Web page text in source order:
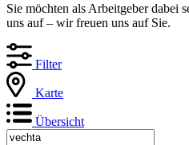
Sie möchten als Arbeitgeber dabei
uns auf – wir freuen uns auf Sie.
Filter
Karte
Übersicht